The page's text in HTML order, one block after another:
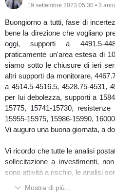
19 settembre 2023 05:30 • 3 anni
Buongiorno a tutti, fase di
bene la direzione che vogliano
oggi, supporti a 4491.5-
praticamente un'area estesa di
siamo sotto le chiusure di ieri
altri supporti da monitorare,
a 4514.5-4516.5, 4528.75-4531,
per lui debolezza, supporti a
15775, 15741-15730,
15955-15975, 15986-15990,
Vi auguro una buona giornata, a
Vi ricordo che tutte le analisi
sollecitazione a investimenti,
sono attività a rischio, le analisi
Mostra di più...